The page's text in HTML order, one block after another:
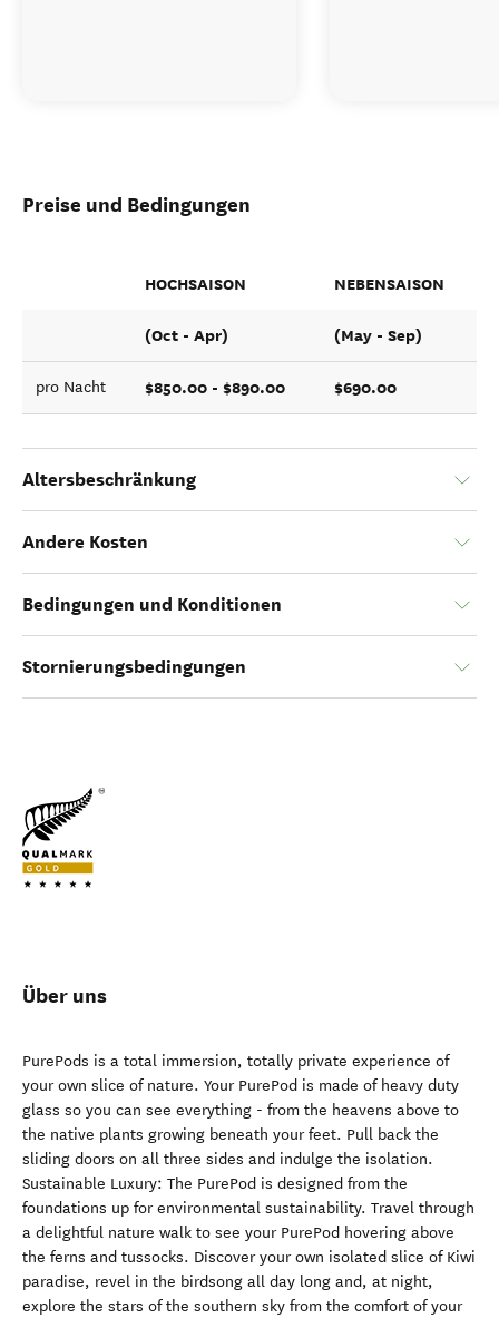
Preise und Bedingungen
HOCHSAISON NEBENSAISON
(Oct - Apr) (May - Sep)
pro Nacht $850.00 - $890.00 $690.00
Altersbeschränkung
Andere Kosten
Bedingungen und Konditionen
Stornierungsbedingungen
Über uns
PurePods is a total immersion, totally private experience of
your own slice of nature. Your PurePod is made of heavy duty
glass so you can see everything - from the heavens above to
the native plants growing beneath your feet. Pull back the
sliding doors on all three sides and indulge the isolation.
Sustainable Luxury: The PurePod is designed from the
foundations up for environmental sustainability. Travel through
a delightful nature walk to see your PurePod hovering above
the ferns and tussocks. Discover your own isolated slice of Kiwi
paradise, revel in the birdsong all day long and, at night,
explore the stars of the southern sky from the comfort of your